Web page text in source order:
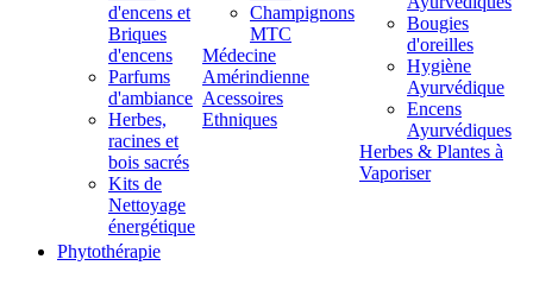
d'encens et
Briques
d'encens
Parfums
d'ambiance
Herbes,
racines et
bois sacrés
Kits de
Nettoyage
énergétique
Champignons
MTC
Médecine
Amérindienne
Acessoires
Ethniques
Bougies
d'oreilles
Hygiène
Ayurvédique
Encens
Ayurvédiques
Herbes & Plantes à
Vaporiser
Phytothérapie